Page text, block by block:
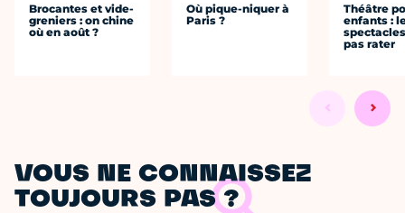
Brocantes et vide-
greniers : on chine
où en août ?
Où pique-niquer à
Paris ?
Théâtre
enfants :
pas rater
VOUS NE CONNAISSEZ
TOUJOURS PAS ?